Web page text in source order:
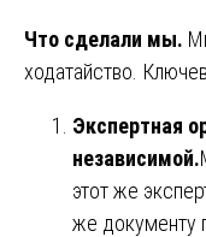
Что сделали мы.
ходатайство.
Экспертная
независимой.
этот же
же документу